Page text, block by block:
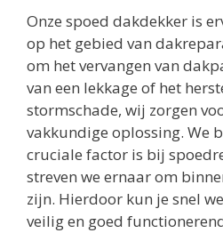
Onze spoed dakdekker is
op het gebied van
om het vervangen van
van een lekkage of het
stormschade, wij zorgen
vakkundige oplossing. We
cruciale factor is bij
streven we ernaar om
zijn. Hierdoor kun je snel
veilig en goed